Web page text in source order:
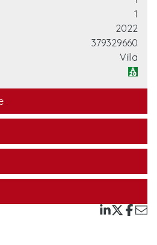
og eksklusive tilvalg fra
er der direkte adgang til
forbindelse til en elegant tv-
sat for hyggelige aftener med
i separate afdelinger, der
funktionalitet.
sand oase med rummeligt
og eget stilfuldt
byder på hele fire store
badeværelse. Perfekt til den
med et flot
1
2022
379329660
Villa